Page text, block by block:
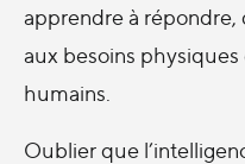
apprendre à répondre,
aux besoins
humains.
Oublier que